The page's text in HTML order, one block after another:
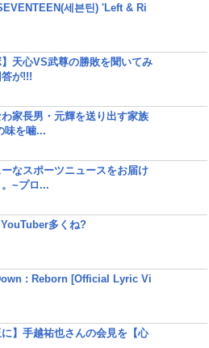
세븐틴) 'Left & Ri
】天心VS武尊の勝敗を聞いてみ
が!!!
わ家長男・元輝を送り出す家族
味を噛...
なスポーツニュースをお届け
~プロ...
多くね?
: Reborn [Official Lyric Vi
に】手越祐也さんの会見を【心